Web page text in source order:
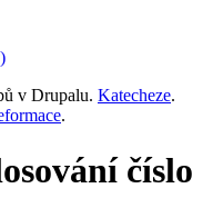
new
tab)
v Drupalu. Katecheze.
.
číslo